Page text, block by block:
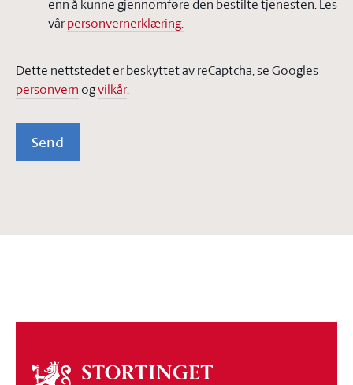
enn å kunne gjennomføre den bestilte tjenesten. Les
vårpersonvernerklæring.
Dette nettstedet er beskyttet av reCaptcha, se Googles
personvern ogvilkår.
Send
Om